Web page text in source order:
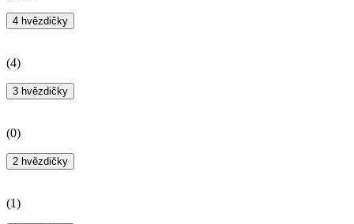
4 hvězdičky
(4)
3 hvězdičky
(0)
2 hvězdičky
(1)